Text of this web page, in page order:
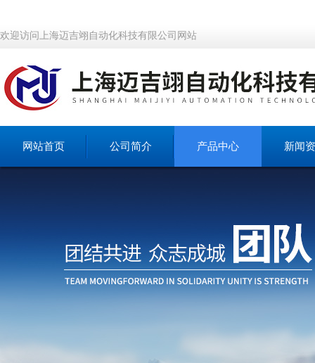
欢迎访问上海迈吉翊自动化科技有限公司网站
网站首页 公司简介 产品中心 新闻